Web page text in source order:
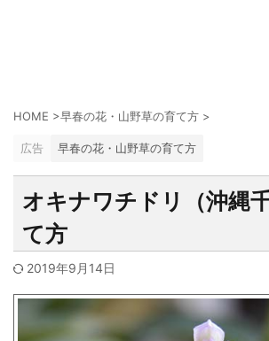
HOME >早春の花・山野草の育て方 >
広告 早春の花・山野草の育て方
オキナワチドリ（沖縄
て方
2019年9月14日